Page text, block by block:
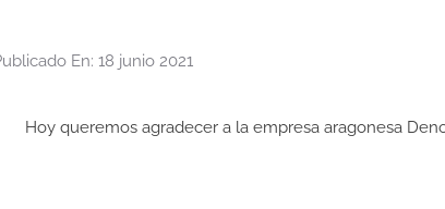
En: 18 junio 2021
Hoy queremos agradecer a la empresa aragonesa